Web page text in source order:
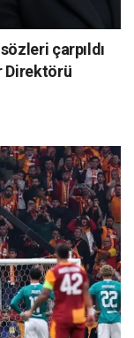
çarpıldı
Direktörü